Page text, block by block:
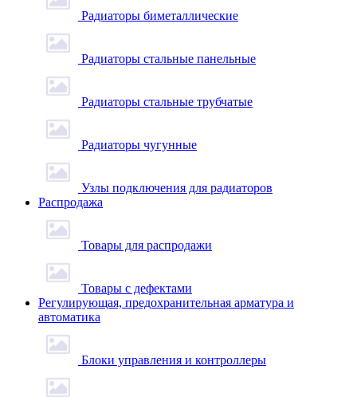
Радиаторы биметаллические
Радиаторы стальные панельные
Радиаторы стальные трубчатые
Радиаторы чугунные
Узлы подключения для радиаторов
Распродажа
Товары для распродажи
Товары с дефектами
Регулирующая, предохранительная арматура и
автоматика
Блоки управления и контроллеры